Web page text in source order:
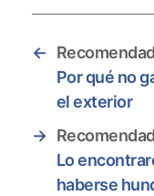
←
Por qué no
el exterior
→
Lo
haberse